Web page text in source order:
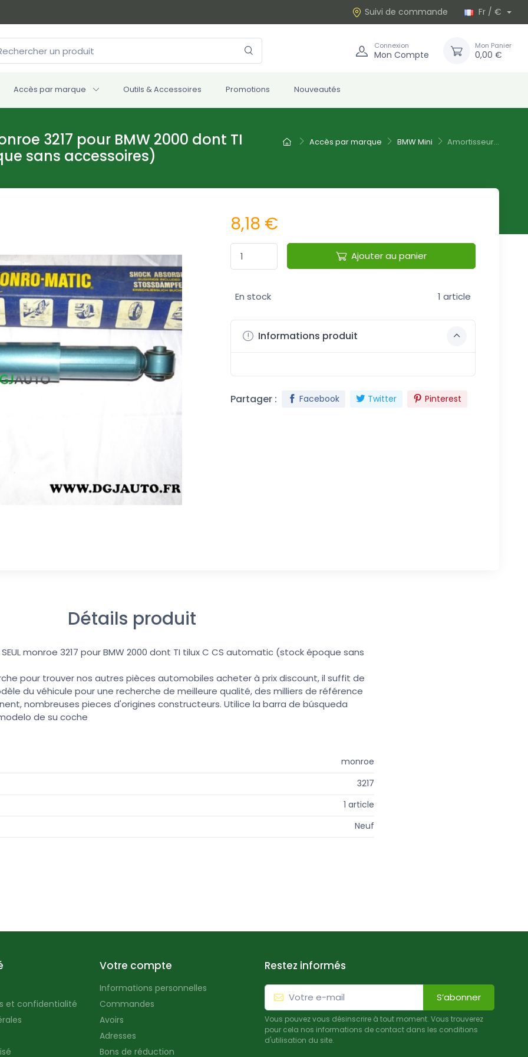
Suivi de commande Fr / €
Connexion
Mon Compte
Mon Panier
0,00 €
Accès par marque Outils & Accessoires Promotions Nouveautés
Accès par marque BMW Mini Amortisseur...
3217 pour BMW 2000 dont TI
sans accessoires)
8,18 €
Ajouter au panier
En stock 1 article
Informations produit
Partager : Facebook Twitter Pinterest
Détails produit
monroe 3217 pour BMW 2000 dont TI tilux C CS automatic (stock époque sans
pour trouver nos autres pièces automobiles acheter à prix discount, il suffit de
du véhicule pour une recherche de meilleure qualité, des milliers de référence
nombreuses pieces d'origines constructeurs. Utilice la barra de búsqueda
de su coche
monroe
3217
1 article
Neuf
et confidentialité
Votre compte
Informations personnelles
Commandes
Avoirs
Adresses
Bons de réduction
Restez informés
S’abonner
Vous pouvez vous désinscrire à tout moment. Vous trouverez
pour cela nos informations de contact dans les conditions
d'utilisation du site.